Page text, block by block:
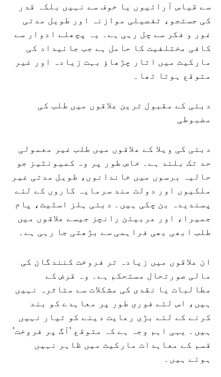
سے قیاس آرائیوں یا خوف سے نہیں بلکہ قدر
کی جستجو، تفصیلی موازنہ اور طویل مدتی
غور و فکر سے چل رہی ہے۔ یہ پچھلے ادوار سے
کافی مختلفیت کا حامل ہے جب جائیداد کی
مارکیٹ میں اتار چڑھاؤ بہت زیادہ اور غیر
متوقع ہوتا تھا۔
دبئی کے مقبول ترین علاقوں میں طلب کی
مضبوطی
دبئی کی ویلا کے علاقوں میں طلب غیر معمولی
حد تک بلند ہے۔ خاص طور پر وہ کمیونٹیز جو
حالیہ برسوں میں خاندانوں، طویل مدتی غیر
ملکیوں اور دولت مند سرمایہ کاروں کے لئے
پسندیدہ بن چکی ہیں۔ دبئی ہلز اسٹیٹ، پام
جمیرا، اور عربیئن رانچز جیسے علاقوں میں
طلب ابھی بھی فراہمی سے بڑھتی جا رہی ہے۔
ان علاقوں میں زیادہ تر فروخت کنندگان کی
مالی صورتحال مستحکم ہے۔ وہ قرض کے
مطالبات یا نقدی کی مشکلات سے متاثرہ نہیں
ہیں، اس لئے فوری طور پر معاہدے کو بند
کرنے کے لئے بڑی رعایت دینے کو تیار نہیں
ہیں۔ یہی اہم وجہ ہے کہ متوقع 'آگ پر فروخت'
قسم کے معاہدات مارکیٹ میں ظاہر نہیں
ہوئے ہیں۔